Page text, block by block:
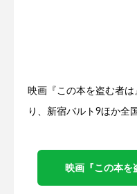
映画『この本を盗む者
り、新宿バルト9ほか全
映画『この本を